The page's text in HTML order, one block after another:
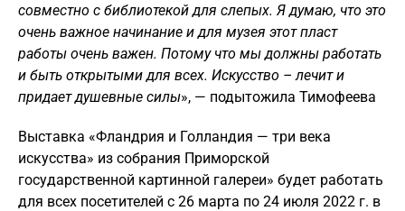
совместно с библиотекой для слепых. Я думаю, что это
очень важное начинание и для музея этот пласт
работы очень важен. Потому что мы должны работать
и быть открытыми для всех. Искусство – лечит и
придает душевные силы», — подытожила Тимофеева
Выставка «Фландрия и Голландия — три века
искусства» из собрания Приморской
государственной картинной галереи» будет работать
для всех посетителей с 26 марта по 24 июля 2022 г. в